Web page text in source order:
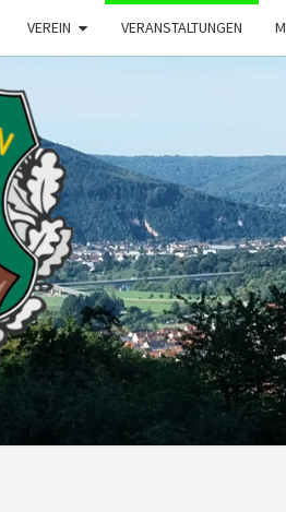
VEREIN VERANSTALTUNGEN